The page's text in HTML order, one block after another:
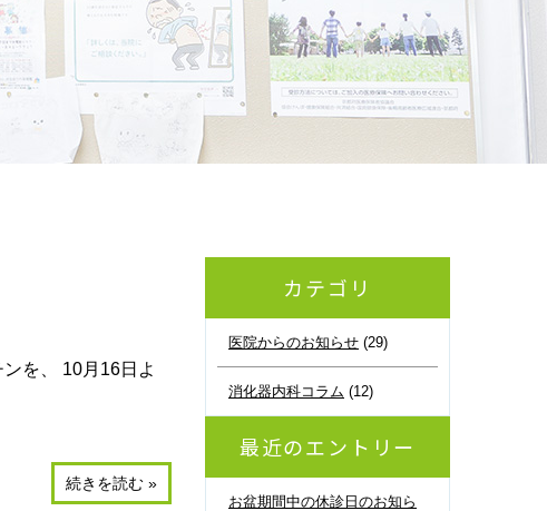
を、 10月16日よ
続きを読む »
カテゴリ
医院からのお知らせ (29)
消化器内科コラム (12)
最近のエントリー
お盆期間中の休診日のお知ら